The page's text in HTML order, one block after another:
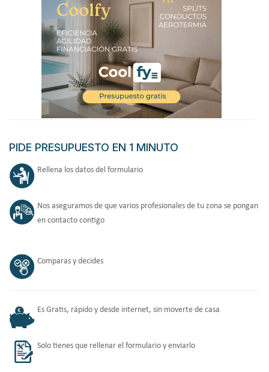
PIDE PRESUPUESTO EN 1 MINUTO
Rellena los datos del formulario
Nos aseguramos de que varios profesionales de tu zona se pongan
en contacto contigo
Comparas y decides
Es Gratis, rápido y desde internet, sin moverte de casa
Solo tienes que rellenar el formulario y enviarlo